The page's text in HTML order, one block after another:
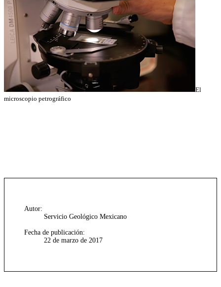
El
microscopio petrográfico
Autor:
Servicio Geológico Mexicano
Fecha de publicación:
22 de marzo de 2017